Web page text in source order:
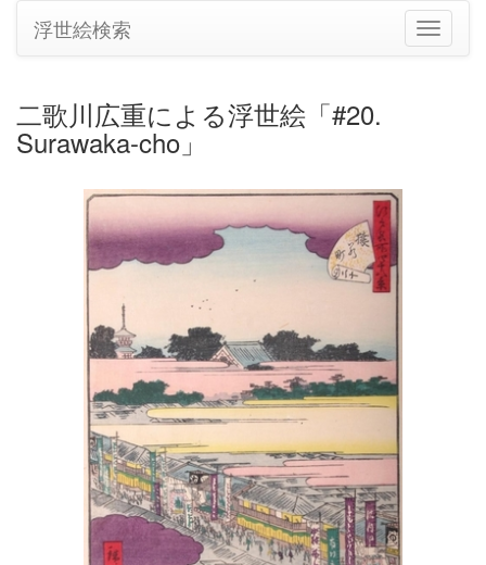
ナ
ビ
浮世絵検索
二歌川広重による浮世絵「#20.
Surawaka-cho」